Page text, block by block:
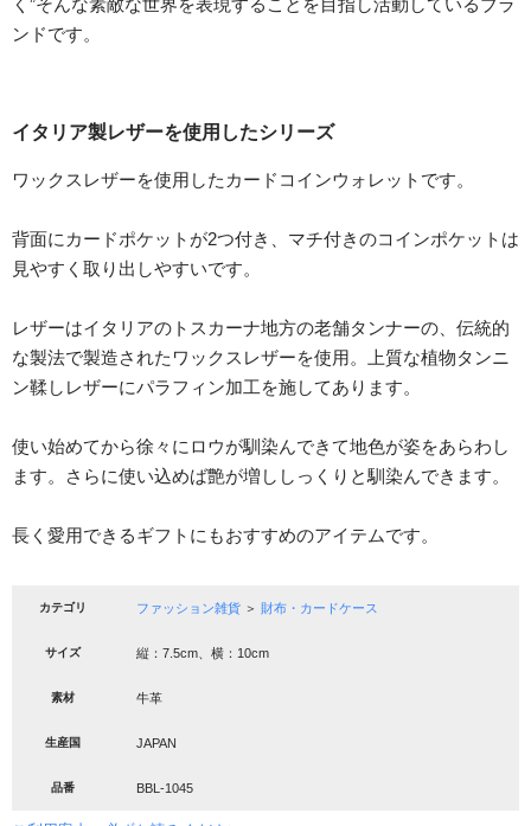
く”そんな素敵な世界を表現することを目指し活動しているブラ
ンドです。
イタリア製レザーを使用したシリーズ
ワックスレザーを使用したカードコインウォレットです。
背面にカードポケットが2つ付き、マチ付きのコインポケットは
見やすく取り出しやすいです。
レザーはイタリアのトスカーナ地方の老舗タンナーの、伝統的
な製法で製造されたワックスレザーを使用。上質な植物タンニ
ン鞣しレザーにパラフィン加工を施してあります。
使い始めてから徐々にロウが馴染んできて地色が姿をあらわし
ます。さらに使い込めば艶が増ししっくりと馴染んできます。
長く愛用できるギフトにもおすすめのアイテムです。
カテゴリ ファッション雑貨 ＞ 財布・カードケース
サイズ 縦：7.5cm、横：10cm
素材 牛革
生産国 JAPAN
品番 BBL-1045